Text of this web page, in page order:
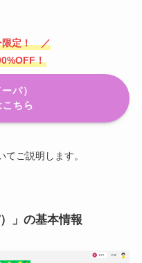
限定！ ／
！
パ）
ちら
ご説明します。
」の基本情報